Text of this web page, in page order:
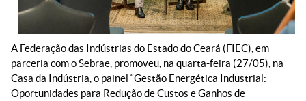
A Federação das Indústrias do Estado do Ceará (FIEC), em
parceria com o Sebrae, promoveu, na quarta-feira (27/05), na
Casa da Indústria, o painel “Gestão Energética Industrial:
Oportunidades para Redução de Custos e Ganhos de